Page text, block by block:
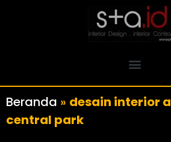
Beranda » desain interior
central park